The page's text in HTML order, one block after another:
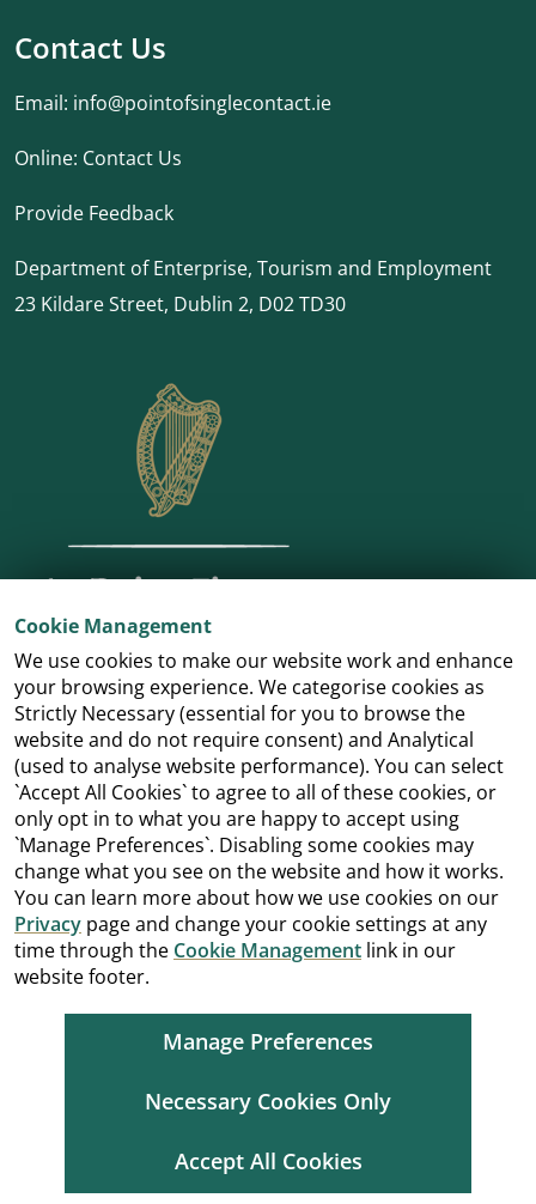
Cookie Management
We use cookies to make our website work and enhance
your browsing experience. We categorise cookies as
Strictly Necessary (essential for you to browse the
website and do not require consent) and Analytical
(used to analyse website performance). You can select
`Accept All Cookies` to agree to all of these cookies, or
only opt in to what you are happy to accept using
`Manage Preferences`. Disabling some cookies may
change what you see on the website and how it works.
You can learn more about how we use cookies on our
Privacy page and change your cookie settings at any
time through the Cookie Management link in our
website footer.
Manage Preferences
Necessary Cookies Only
Accept All Cookies
Contact Us
Email: info@pointofsinglecontact.ie
Online: Contact Us
Provide Feedback
Department of Enterprise, Tourism and Employment
23 Kildare Street, Dublin 2, D02 TD30
Cookie ManagementCopyrightTerms and Conditions